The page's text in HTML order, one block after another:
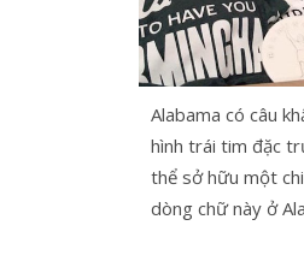
Alabama có câu
hình trái tim đặc
thể sở hữu một
dòng chữ này ở